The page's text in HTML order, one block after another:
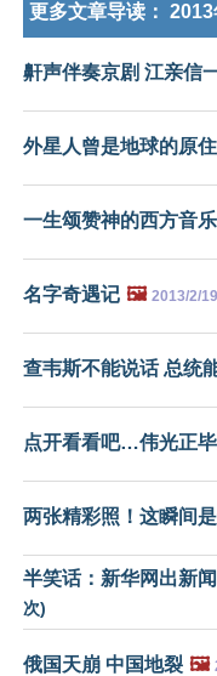
更多文章导读： 2013
鼾声伴奏京剧 江亲信
外星人曾是地球的原
一生颂赞神的西方音
名字奇遇记 🖼️ 2013/2/19
查韦斯不能说话 总统
点开看看吧…伟光正
两张精彩照！这瞬间
半笑话：新华网出新
次)
俄国天崩 中国地裂 🖼️